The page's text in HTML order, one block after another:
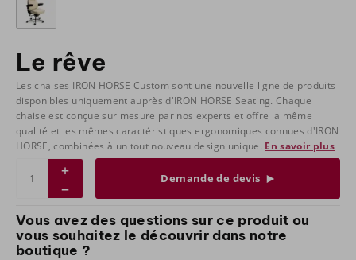
Le rêve
Les chaises IRON HORSE Custom sont une nouvelle ligne de produits
disponibles uniquement auprès d'IRON HORSE Seating. Chaque
chaise est conçue sur mesure par nos experts et offre la même
qualité et les mêmes caractéristiques ergonomiques connues d'IRON
HORSE, combinées à un tout nouveau design unique. En savoir plus
Demande de devis
Vous avez des questions sur ce produit ou
vous souhaitez le découvrir dans notre
boutique ?